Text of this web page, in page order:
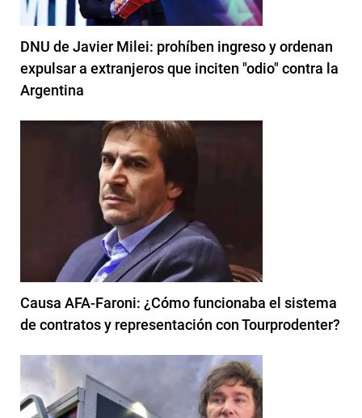
DNU de Javier Milei: prohíben ingreso y ordenan
expulsar a extranjeros que inciten "odio" contra la
Argentina
Causa AFA-Faroni: ¿Cómo funcionaba el sistema
de contratos y representación con Tourprodenter?